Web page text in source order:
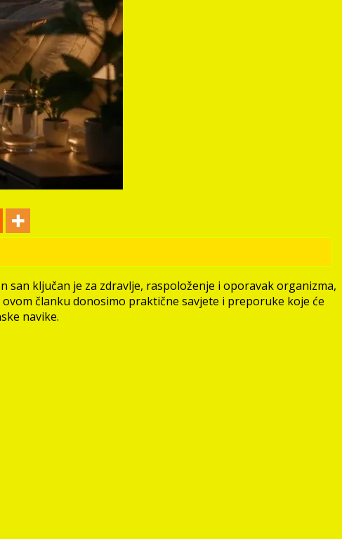
ključan je za zdravlje, raspoloženje i oporavak organizma,
članku donosimo praktične savjete i preporuke koje će
navike.